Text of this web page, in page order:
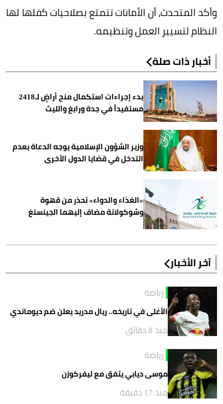
وأكد المتحدث، أن الأمانات تتمتع بصلاحيات كفلها لها
النظام لتسيير العمل وتنظيمه.
أخبار ذات صلة
بدء إجراءات استكمال منح أراضٍ لـ2418
مستفيداً في جدة ورابغ والليث
وزير الشؤون الإسلامية يوجه الدعاة بعدم
التدخل في قضايا الدول الأخرى
«الغذاء والدواء» تحذر من قهوة
وشوكولاتة مضاف إليهما الجينسنغ
آخر الأخبار
رياضة
الأغلى في تاريخه.. ريال مدريد يعلن ضم ديوماندي
منذ 8 دقائق
رياضة
موسى ديابي يتفق مع ليفركوزن
منذ 17 دقيقة